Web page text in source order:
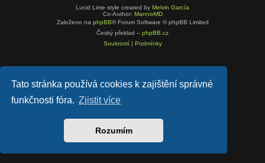
Tato stránka používá cookies k zajištění správné
funkčnosti fóra. Zjistit více
Rozumím
Lucid Lime style created by Melvin García
Co-Author: MannixMD
Založeno na phpBB® Forum Software © phpBB Limited
Český překlad – phpBB.cz
Soukromí| Podmínky